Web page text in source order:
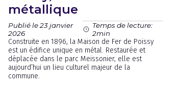
métallique
Publié le 23 janvier
2026
Temps de lecture:
2min
Construite en 1896, la Maison de Fer de Poissy
est un édifice unique en métal. Restaurée et
déplacée dans le parc Meissonier, elle est
aujourd’hui un lieu culturel majeur de la
commune.